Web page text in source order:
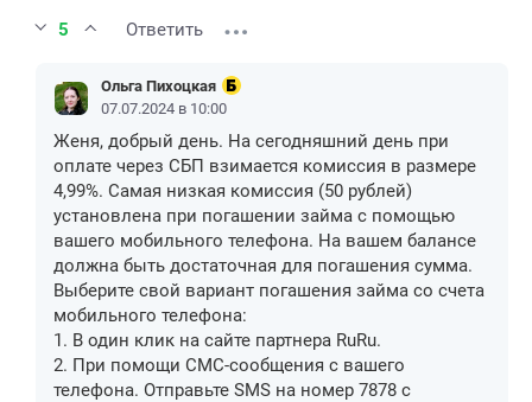
5
Ответить
Ольга Пихоцкая
07.07.2024 в 10:00
Женя, добрый день. На сегодняшний день при
оплате через СБП взимается комиссия в размере
4,99%. Самая низкая комиссия (50 рублей)
установлена при погашении займа с помощью
вашего мобильного телефона. На вашем балансе
должна быть достаточная для погашения сумма.
Выберите свой вариант погашения займа со счета
мобильного телефона:
1. В один клик на сайте партнера RuRu.
2. При помощи СМС-сообщения с вашего
телефона. Отправьте SMS на номер 7878 с